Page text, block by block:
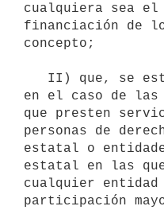
cualquiera sea
financiación de
concepto;
en el caso de
que presten
personas de
estatal o
estatal en las
cualquier entidad
participación